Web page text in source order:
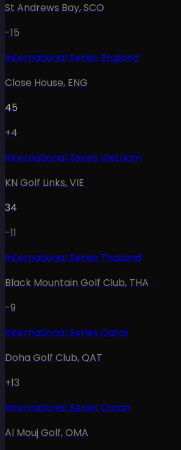
St Andrews Bay,SCO
-15
International Series England
Close House, ENG
45
+4
International Series Vietnam
KN Golf Links,VIE
34
-11
International Series Thailand
Black Mountain Golf Club, THA
-9
International Series Qatar
Doha Golf Club,QAT
+13
International Series Oman
Al Mouj Golf,OMA